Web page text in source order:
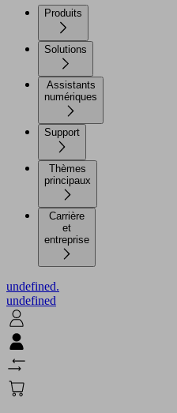
Produits
Solutions
Assistants
numériques
Support
Thèmes
principaux
Carrière
et
entreprise
undefined.
undefined